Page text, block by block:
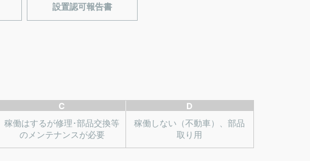
設置認可報告書
C
稼働はするが修理･部品交換等
のメンテナンスが必要
D
稼働しない（不動車）、部品
取り用